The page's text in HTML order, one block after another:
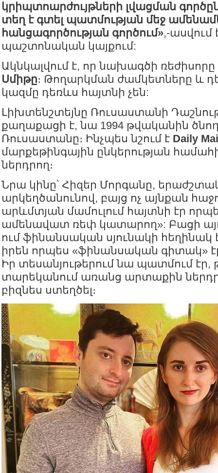
կրիպտոարժույթների լվացման
տեղ է գտել պատմության մեջ
հանցագործության գործում»,-ասվում
պաշտոնական կայքում:
Ակնկալվում է, որ նախագծի ռեժիսորը
Սմիթը։ Թողարկման ժամկետները և
կազմը դեռևս հայտնի չեն:
Լիխտենշտեյնը Ռուսաստանի
քաղաքացի է, նա 1994 թվականին
Ռուսաստանը։ Ինչպես նշում է Daily
մարքեթինգային ընկերության
ներդրող։
Նրա կինը՝ Հիզեր Մորգանը,
արկեղծանունով, բայց ոչ այնքան
արևմտյան մամուլում հայտնի էր
ամենավատ ռեփ կատարող»: Բացի
ում ֆինանսական սյունակի հեղինակ
իրեն որպես «ֆինանսական գիտակ»
Իր տեսանյութերում նա պատմում էր,
տարեկանում առանց արտաքին
բիզնես ստեղծել։